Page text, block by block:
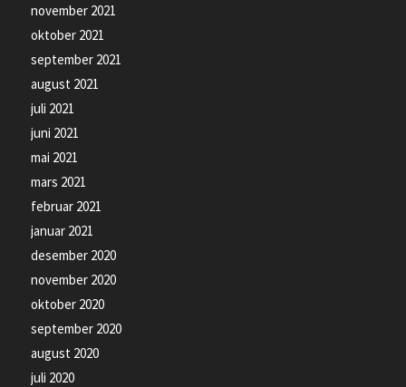
november 2021
oktober 2021
september 2021
august 2021
juli 2021
juni 2021
mai 2021
mars 2021
februar 2021
januar 2021
desember 2020
november 2020
oktober 2020
september 2020
august 2020
juli 2020